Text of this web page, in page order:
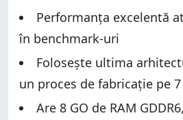
Performanța excelentă
în benchmark-uri
Folosește ultima
un proces de fabricație pe
Are 8 GO de RAM